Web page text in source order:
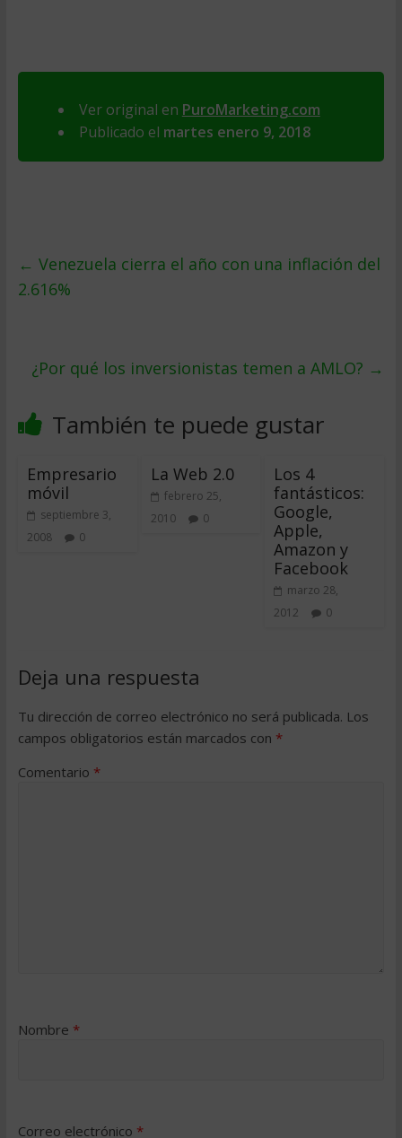
Ver original en PuroMarketing.com
Publicado el martes enero 9, 2018
← Venezuela cierra el año con una inflación del
2.616%
¿Por qué los inversionistas temen a AMLO? →
También te puede gustar
Empresario
móvil
septiembre 3,
2008
0
La Web 2.0
febrero 25,
2010
0
Los 4
fantásticos:
Google,
Apple,
Amazon y
Facebook
marzo 28,
2012
0
Deja una respuesta
Tu dirección de correo electrónico no será publicada. Los
campos obligatorios están marcados con *
Comentario *
Nombre *
Correo electrónico *